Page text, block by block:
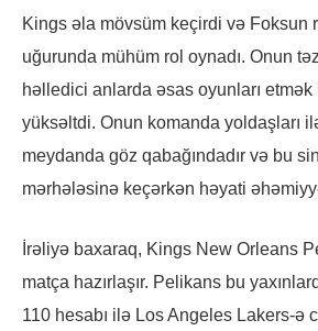
Kings əla mövsüm keçirdi və Foksun
uğurunda mühüm rol oynadı. Onun
həlledici anlarda əsas oyunları etmək
yüksəltdi. Onun komanda yoldaşları
meydanda göz qabağındadır və bu
mərhələsinə keçərkən həyati
İrəliyə baxaraq, Kings New Orleans
matça hazırlaşır. Pelikans bu
110 hesabı ilə Los Angeles Lakers-ə